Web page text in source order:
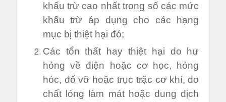
khấu trừ cao nhất trong số các mức
khấu trừ áp dụng cho các hạng
mục bị thiệt hại đó;
Các tổn thất hay thiệt hại do hư
hỏng về điện hoặc cơ học, hỏng
hóc, đổ vỡ hoặc trục trặc cơ khí, do
chất lỏng làm mát hoặc dung dịch